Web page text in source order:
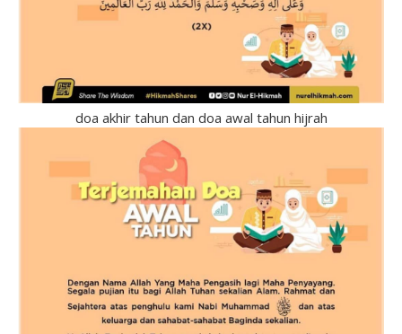
doa akhir tahun dan doa awal tahun hijrah